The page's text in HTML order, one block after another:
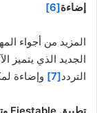
إضاءة[6]
المزيد من أجواء
الجديد الذي يتميز
التردد[7] وإضاءة